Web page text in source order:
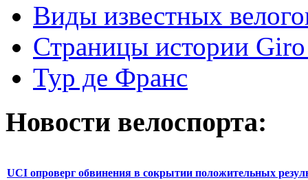
Виды известных
Страницы истории
Тур де Франс
Новости велоспорта:
UCI опроверг обвинения в сокрытии положительных